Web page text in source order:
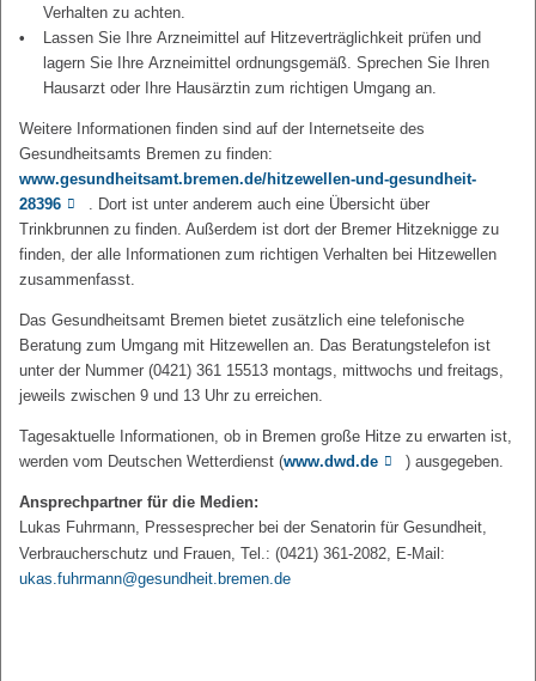
Verhalten zu achten.
Lassen Sie Ihre Arzneimittel auf Hitzeverträglichkeit prüfen und
lagern Sie Ihre Arzneimittel ordnungsgemäß. Sprechen Sie Ihren
Hausarzt oder Ihre Hausärztin zum richtigen Umgang an.
Weitere Informationen finden sind auf der Internetseite des
Gesundheitsamts Bremen zu finden:
www.gesundheitsamt.bremen.de/hitzewellen-und-gesundheit-
28396
. Dort ist unter anderem auch eine Übersicht über
Trinkbrunnen zu finden. Außerdem ist dort der Bremer Hitzeknigge zu
finden, der alle Informationen zum richtigen Verhalten bei Hitzewellen
zusammenfasst.
Das Gesundheitsamt Bremen bietet zusätzlich eine telefonische
Beratung zum Umgang mit Hitzewellen an. Das Beratungstelefon ist
unter der Nummer (0421) 361 15513 montags, mittwochs und freitags,
jeweils zwischen 9 und 13 Uhr zu erreichen.
Tagesaktuelle Informationen, ob in Bremen große Hitze zu erwarten ist,
werden vom Deutschen Wetterdienst (www.dwd.de ) ausgegeben.
Ansprechpartner für die Medien:
Lukas Fuhrmann, Pressesprecher bei der Senatorin für Gesundheit,
Verbraucherschutz und Frauen, Tel.: (0421) 361-2082, E-Mail:
ukas.fuhrmann@gesundheit.bremen.de